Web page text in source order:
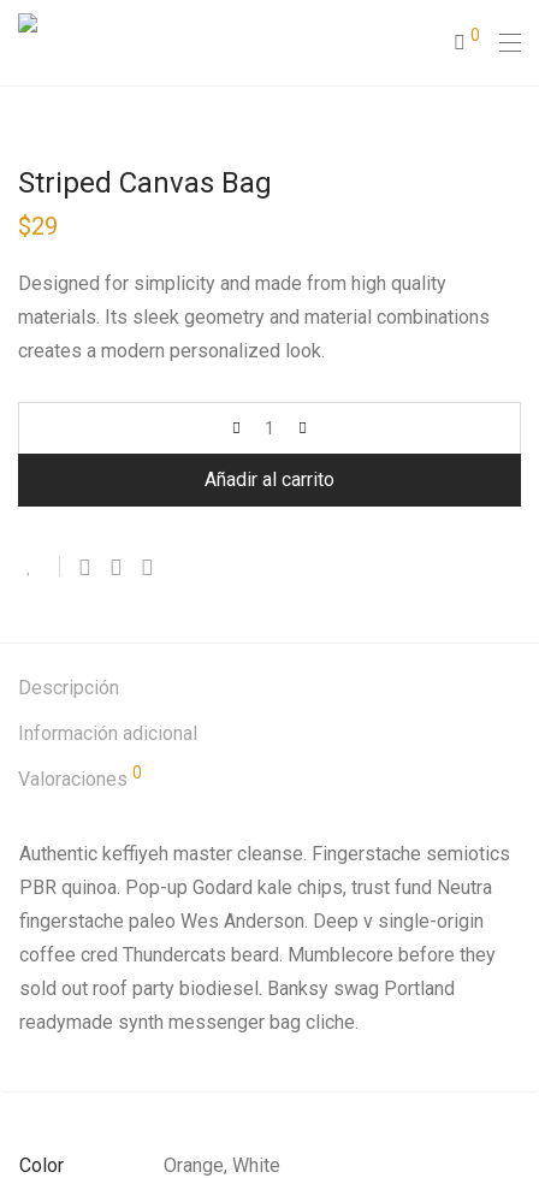
0
Striped Canvas Bag
$29
Designed for simplicity and made from high quality
materials. Its sleek geometry and material combinations
creates a modern personalized look.
Añadir al carrito
Descripción
Información adicional
Valoraciones 0
Authentic keffiyeh master cleanse. Fingerstache semiotics
PBR quinoa. Pop-up Godard kale chips, trust fund Neutra
fingerstache paleo Wes Anderson. Deep v single-origin
coffee cred Thundercats beard. Mumblecore before they
sold out roof party biodiesel. Banksy swag Portland
readymade synth messenger bag cliche.
Color Orange, White